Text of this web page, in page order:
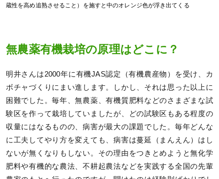
蔵性を高め追熟させること）を施すと中のオレンジ色が浮き出てくる
無農薬有機栽培の原理はどこに？
明井さんは2000年に有機JAS認定（有機農産物）を受け、カ
ボチャづくりにまい進します。しかし、それは思った以上に
困難でした。毎年、無農薬、有機質肥料などのさまざまな試
験区を作って栽培していましたが、どの試験区もある程度の
収量にはなるものの、病害が最大の課題でした。毎年どんな
に工夫してやり方を変えても、病害は蔓延（まんえん）はし
ないが無くなりもしない。その理由をつきとめようと無化学
肥料や有機的な農法、不耕起農法などを実践する全国の先輩